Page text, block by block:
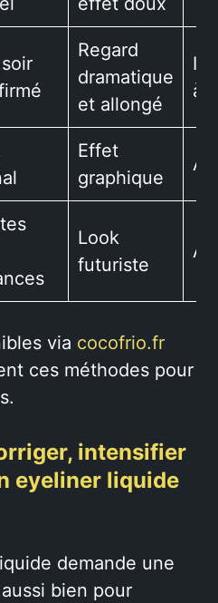
Regard
dramatique
et allongé
à
Effet
graphique
Look
futuriste
via cocofrio.fr
ces méthodes pour
intensifier
eyeliner liquide
demande une
bien pour